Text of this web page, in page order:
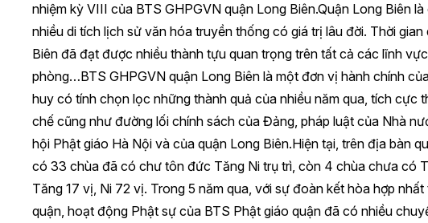
nhiệm kỳ VIII của BTS GHPGVN quận Long Biên.Quận Long Biên
nhiều di tích lịch sử văn hóa truyền thống có giá trị lâu đời. Thời
Biên đã đạt được nhiều thành tựu quan trọng trên tất cả các lĩnh
phòng…BTS GHPGVN quận Long Biên là một đơn vị hành chính
huy có tính chọn lọc những thành quả của nhiều năm qua, tích cực
chế cũng như đường lối chính sách của Đảng, pháp luật của Nhà
hội Phật giáo Hà Nội và của quận Long Biên.Hiện tại, trên địa bàn
có 33 chùa đã có chư tôn đức Tăng Ni trụ trì, còn 4 chùa chưa có
Tăng 17 vị, Ni 72 vị. Trong 5 năm qua, với sự đoàn kết hòa hợp
quận, hoạt động Phật sự của BTS Phật giáo quận đã có nhiều